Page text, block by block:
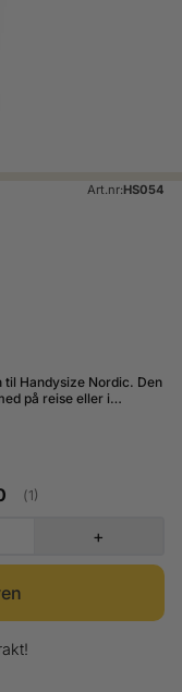
Art.nr:HS054
Nordic. Den
på reise eller i
(stemmer:
1)
+